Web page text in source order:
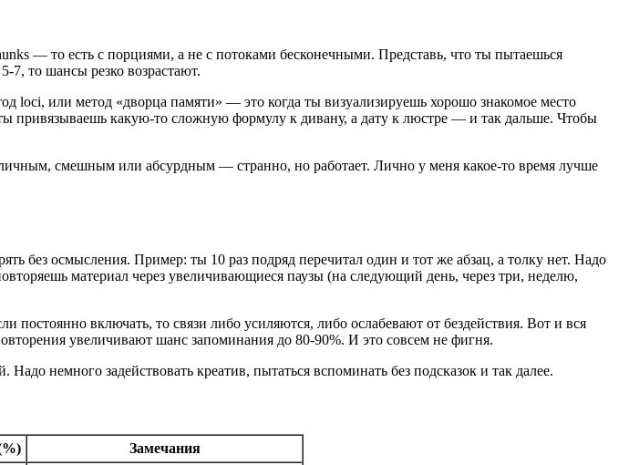
— то есть с порциями, а не с потоками бесконечными. Представь, что ты пытаешься
7, то шансы резко возрастают.
loci, или метод «дворца памяти» — это когда ты визуализируешь хорошо знакомое место
привязываешь какую-то сложную формулу к дивану, а дату к люстре — и так дальше. Чтобы
смешным или абсурдным — странно, но работает. Лично у меня какое-то время лучше
без осмысления. Пример: ты 10 раз подряд перечитал один и тот же абзац, а толку нет. Надо
материал через увеличивающиеся паузы (на следующий день, через три, неделю,
постоянно включать, то связи либо усиляются, либо ослабевают от бездействия. Вот и вся
увеличивают шанс запоминания до 80-90%. И это совсем не фигня.
немного задействовать креатив, пытаться вспоминать без подсказок и так далее.
Замечания